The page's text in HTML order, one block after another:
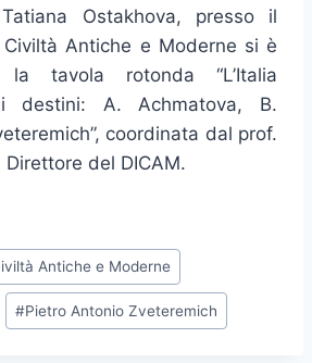
Ostakhova, presso il
Antiche e Moderne si è
tavola rotonda “L’Italia
destini: A. Achmatova, B.
coordinata dal prof.
del DICAM.
Antiche e Moderne
#Pietro Antonio Zveteremich